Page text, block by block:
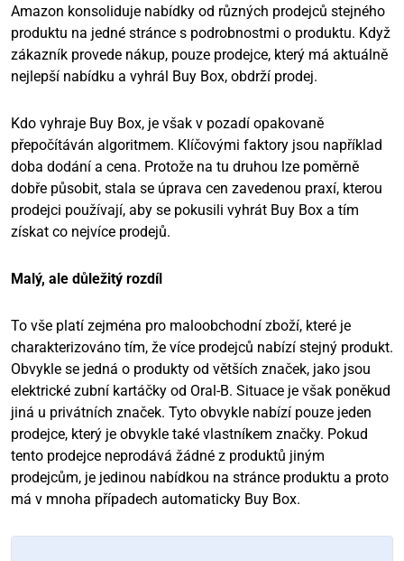
Amazon konsoliduje nabídky od různých prodejců stejného
produktu na jedné stránce s podrobnostmi o produktu. Když
zákazník provede nákup, pouze prodejce, který má aktuálně
nejlepší nabídku a vyhrál Buy Box, obdrží prodej.
Kdo vyhraje Buy Box, je však v pozadí opakovaně
přepočítáván algoritmem. Klíčovými faktory jsou například
doba dodání a cena. Protože na tu druhou lze poměrně
dobře působit, stala se úprava cen zavedenou praxí, kterou
prodejci používají, aby se pokusili vyhrát Buy Box a tím
získat co nejvíce prodejů.
Malý, ale důležitý rozdíl
To vše platí zejména pro maloobchodní zboží, které je
charakterizováno tím, že více prodejců nabízí stejný produkt.
Obvykle se jedná o produkty od větších značek, jako jsou
elektrické zubní kartáčky od Oral-B. Situace je však poněkud
jiná u privátních značek. Tyto obvykle nabízí pouze jeden
prodejce, který je obvykle také vlastníkem značky. Pokud
tento prodejce neprodává žádné z produktů jiným
prodejcům, je jedinou nabídkou na stránce produktu a proto
má v mnoha případech automaticky Buy Box.